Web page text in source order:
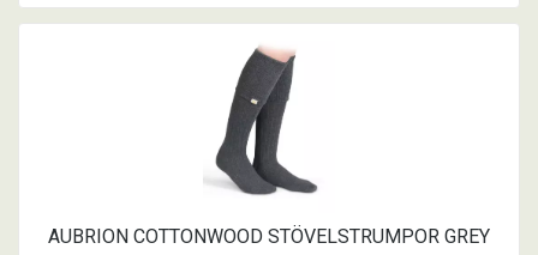
AUBRION COTTONWOOD STÖVELSTRUMPOR GREY